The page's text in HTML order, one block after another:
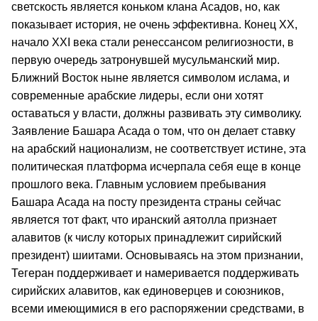
светскость является коньком клана Асадов, но, как
показывает история, не очень эффективна. Конец XX,
начало XXI века стали ренессансом религиозности, в
первую очередь затронувшей мусульманский мир.
Ближний Восток ныне является символом ислама, и
современные арабские лидеры, если они хотят
оставаться у власти, должны развивать эту символику.
Заявление Башара Асада о том, что он делает ставку
на арабский национализм, не соответствует истине, эта
политическая платформа исчерпала себя еще в конце
прошлого века. Главным условием пребывания
Башара Асада на посту президента страны сейчас
является тот факт, что иранский аятолла признает
алавитов (к числу которых принадлежит сирийский
президент) шиитами. Основываясь на этом признании,
Тегеран поддерживает и намеривается поддерживать
сирийских алавитов, как единоверцев и союзников,
всеми имеющимися в его распоряжении средствами, в